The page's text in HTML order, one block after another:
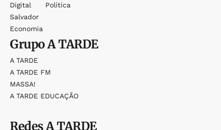
Digital
Salvador
Economia
Política
GrupoA TARDE
A TARDE
A TARDE FM
MASSA!
A TARDE EDUCAÇÃO
RedesA TARDE